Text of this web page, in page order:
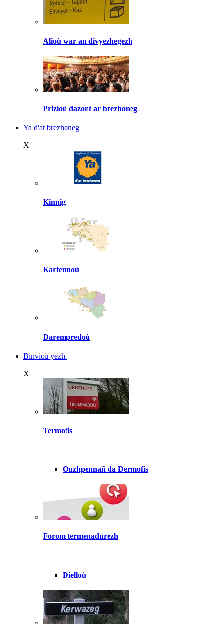
Alioù war an divyezhegezh
Prizioù dazont ar brezhoneg
Ya d'ar brezhoneg
X
Kinnig
Kartennoù
Darempredoù
Binvioù yezh
X
Termofis
Ouzhpennañ da Dermofis
Forom termenadurezh
Dielloù